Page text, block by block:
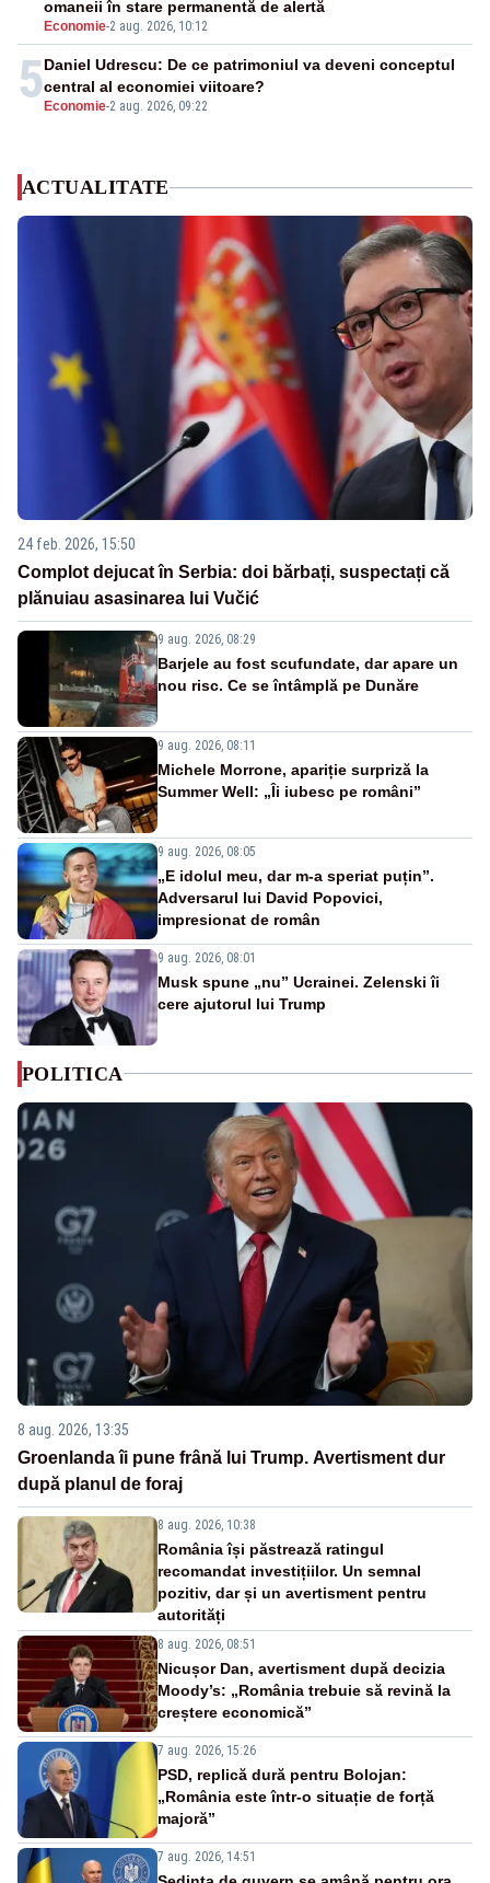
Economie-2 aug. 2026, 10:12
omaneii în stare permanentă de alertă
5 Economie-2 aug. 2026, 09:22
Daniel Udrescu: De ce patrimoniul va deveni conceptul
central al economiei viitoare?
ACTUALITATE
24 feb. 2026, 15:50
Complot dejucat în Serbia: doi bărbați, suspectați că
plănuiau asasinarea lui Vučić
9 aug. 2026, 08:29
Barjele au fost scufundate, dar apare un
nou risc. Ce se întâmplă pe Dunăre
9 aug. 2026, 08:11
Michele Morrone, apariție surpriză la
Summer Well: „Îi iubesc pe români”
9 aug. 2026, 08:05
„E idolul meu, dar m-a speriat puțin”.
Adversarul lui David Popovici,
impresionat de român
9 aug. 2026, 08:01
Musk spune „nu” Ucrainei. Zelenski îi
cere ajutorul lui Trump
POLITICA
8 aug. 2026, 13:35
Groenlanda îi pune frână lui Trump. Avertisment dur
după planul de foraj
8 aug. 2026, 10:38
România își păstrează ratingul
recomandat investițiilor. Un semnal
pozitiv, dar și un avertisment pentru
autorități
8 aug. 2026, 08:51
Nicușor Dan, avertisment după decizia
Moody’s: „România trebuie să revină la
creștere economică”
7 aug. 2026, 15:26
PSD, replică dură pentru Bolojan:
„România este într-o situație de forță
majoră”
7 aug. 2026, 14:51